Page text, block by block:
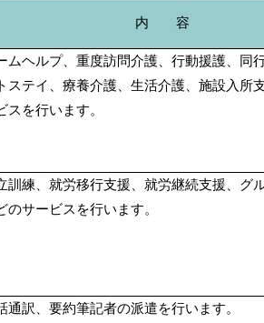
内 容
ムヘルプ、重度訪問介護、行動援護、同
ステイ、療養介護、生活介護、施設入所
スを行います。
訓練、就労移行支援、就労継続支援、グ
のサービスを行います。
通訳、要約筆記者の派遣を行います。